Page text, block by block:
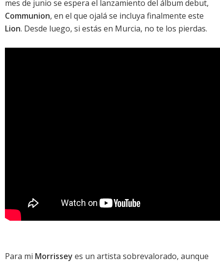
mes de junio se espera el lanzamiento del álbum debut,
Communion, en el que ojalá se incluya finalmente este
Lion. Desde luego, si estás en Murcia, no te los pierdas.
Para mi Morrissey es un artista sobrevalorado, aunque